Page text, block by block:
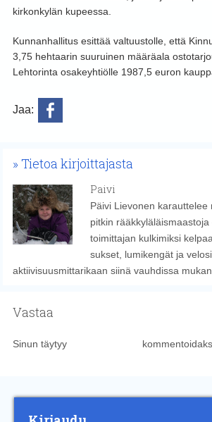
kirkonkylän kupeessa.
Kunnanhallitus esittää valtuustolle, että
3,75 hehtaarin suuruinen määräala
Lehtorinta osakeyhtiölle 1987,5 euron
Jaa:
Tietoa kirjoittajasta
Paivi
Päivi Lievonen karauttelee
pitkin
toimittajan kulkimiksi
sukset, lumikengät ja
aktiivisuusmittarikaan siinä vauhdissa
Vastaa
Sinun täytyy